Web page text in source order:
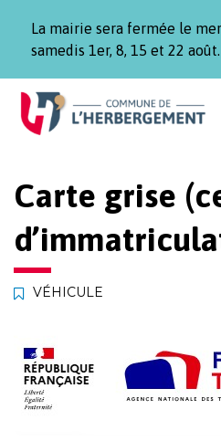
La mairie sera fermée le
samedis 1er, 8, 15 et 22 août.
Aller
Aller
contenu
Aller
pied
Carte grise
VÉHICULE